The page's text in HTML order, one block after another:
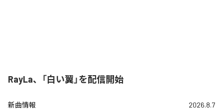
RayLa、「白い翼」を配信開始
新曲情報 2026.8.7